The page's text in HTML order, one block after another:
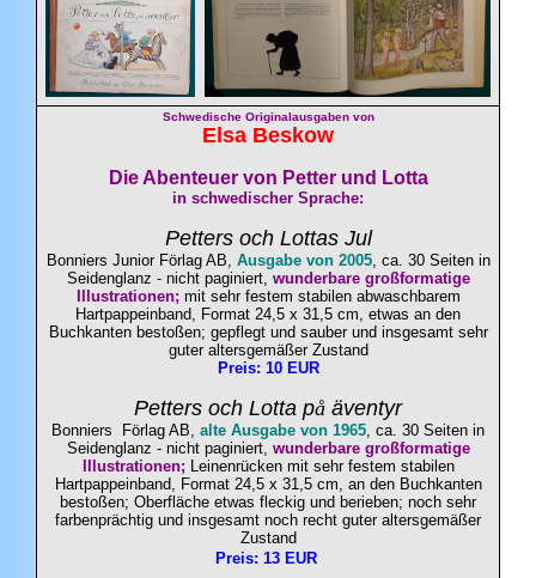
Schwedische Originalausgaben von
Elsa Beskow
Die Abenteuer von Petter und Lotta
in schwedischer Sprache:
Petters och Lottas Jul
Bonniers Junior Förlag AB, Ausgabe von 2005, ca. 30 Seiten in
Seidenglanz - nicht paginiert, wunderbare großformatige
Illustrationen; mit sehr festem stabilen abwaschbarem
Hartpappeinband, Format 24,5 x 31,5 cm, etwas an den
Buchkanten bestoßen; gepflegt und sauber und insgesamt sehr
guter altersgemäßer Zustand
Preis: 10 EUR
Petters och Lotta på äventyr
Bonniers Förlag AB, alte Ausgabe von 1965, ca. 30 Seiten in
Seidenglanz - nicht paginiert, wunderbare großformatige
Illustrationen; Leinenrücken mit sehr festem stabilen
Hartpappeinband, Format 24,5 x 31,5 cm, an den Buchkanten
bestoßen; Oberfläche etwas fleckig und berieben; noch sehr
farbenprächtig und insgesamt noch recht guter altersgemäßer
Zustand
Preis: 13 EUR